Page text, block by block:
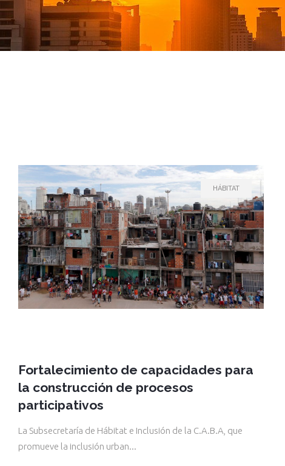
HÁBITAT
Fortalecimiento de capacidades para
la construcción de procesos
participativos
La Subsecretaría de Hábitat e Inclusión de la C.A.B.A, que
promueve la inclusión urban...